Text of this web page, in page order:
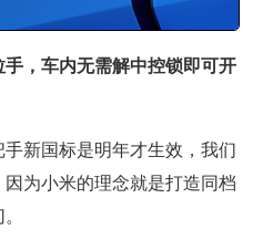
，车内无需解中控锁即可开
新国标是明年才生效，我们
为小米的理念就是打造同档